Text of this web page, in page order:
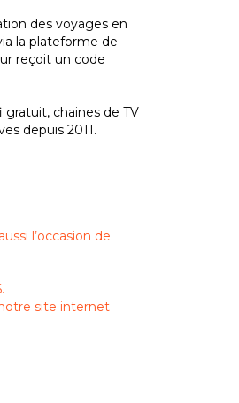
des voyages en
la plateforme de
reçoit un code
chaines de TV
depuis 2011.
l’occasion de
site internet